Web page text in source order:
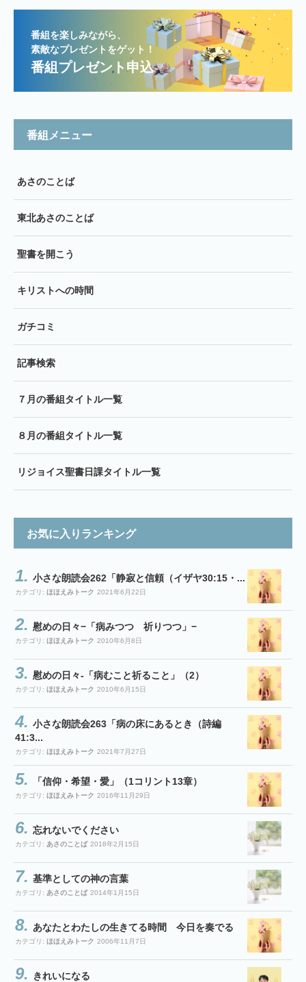
番組を楽しみながら、
素敵なプレゼントをゲット！
番組プレゼント申込
番組メニュー
あさのことば
東北あさのことば
聖書を開こう
キリストへの時間
ガチコミ
記事検索
７月の番組タイトル一覧
８月の番組タイトル一覧
リジョイス聖書日課タイトル一覧
お気に入りランキング
小さな朗読会262「静寂と信頼（イザヤ30:15・...
カテゴリ: ほほえみトーク 2021年6月22日
慰めの日々−「病みつつ 祈りつつ」−
カテゴリ: ほほえみトーク 2010年6月8日
慰めの日々-「病むこと祈ること」（2）
カテゴリ: ほほえみトーク 2010年6月15日
小さな朗読会263「病の床にあるとき（詩編
41:3...
カテゴリ: ほほえみトーク 2021年7月27日
「信仰・希望・愛」（1コリント13章）
カテゴリ: ほほえみトーク 2016年11月29日
忘れないでください
カテゴリ: あさのことば 2018年2月15日
基準としての神の言葉
カテゴリ: あさのことば 2014年1月15日
あなたとわたしの生きてる時間 今日を奏でる
カテゴリ: ほほえみトーク 2006年11月7日
きれいになる